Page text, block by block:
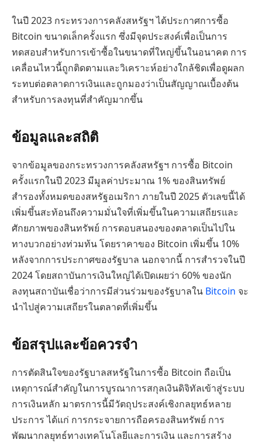
ในปี 2023 กระทรวงการคลังสหรัฐฯ ได้ประกาศการซื้อ
Bitcoin ขนาดเล็กครั้งแรก ซึ่งมีจุดประสงค์เพื่อเป็นการ
ทดสอบสำหรับการเข้าซื้อในขนาดที่ใหญ่ขึ้นในอนาคต การ
เคลื่อนไหวนี้ถูกติดตามและวิเคราะห์อย่างใกล้ชิดเพื่อดูผลก
ระทบต่อตลาดการเงินและถูกมองว่าเป็นสัญญาณเบื้องต้น
สำหรับการลงทุนที่สำคัญมากขึ้น
ข้อมูลและสถิติ
จากข้อมูลของกระทรวงการคลังสหรัฐฯ การซื้อ Bitcoin
ครั้งแรกในปี 2023 มีมูลค่าประมาณ 1% ของสินทรัพย์
สำรองทั้งหมดของสหรัฐอเมริกา ภายในปี 2025 ตัวเลขนี้ได้
เพิ่มขึ้นสะท้อนถึงความมั่นใจที่เพิ่มขึ้นในความเสถียรและ
ศักยภาพของสินทรัพย์ การตอบสนองของตลาดเป็นไปใน
ทางบวกอย่างท่วมท้น โดยราคาของ Bitcoin เพิ่มขึ้น 10%
หลังจากการประกาศของรัฐบาล นอกจากนี้ การสำรวจในปี
2024 โดยสถาบันการเงินใหญ่ได้เปิดเผยว่า 60% ของนัก
ลงทุนสถาบันเชื่อว่าการมีส่วนร่วมของรัฐบาลใน Bitcoin จะ
นำไปสู่ความเสถียรในตลาดที่เพิ่มขึ้น
ข้อสรุปและข้อควรจำ
การตัดสินใจของรัฐบาลสหรัฐในการซื้อ Bitcoin ถือเป็น
เหตุการณ์สำคัญในการบูรณาการสกุลเงินดิจิทัลเข้าสู่ระบบ
การเงินหลัก มาตรการนี้มีวัตถุประสงค์เชิงกลยุทธ์หลาย
ประการ ได้แก่ การกระจายการถือครองสินทรัพย์ การ
พัฒนากลยุทธ์ทางเทคโนโลยีและการเงิน และการสร้าง